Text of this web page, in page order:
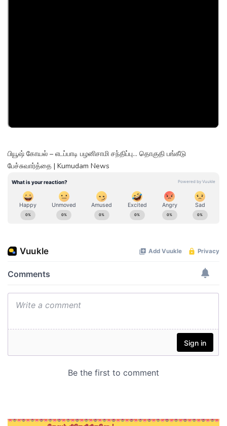
பியூஷ் கோயல் – எடப்பாடி பழனிசாமி சந்திப்பு... தொகுதி பங்கீடு
பேச்சுவார்த்தை | Kumudam News